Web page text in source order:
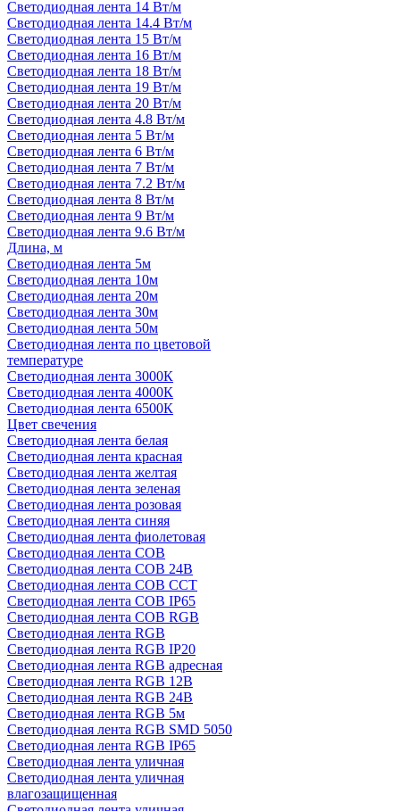
Светодиодная лента 14 Вт/м
Светодиодная лента 14.4 Вт/м
Светодиодная лента 15 Вт/м
Светодиодная лента 16 Вт/м
Светодиодная лента 18 Вт/м
Светодиодная лента 19 Вт/м
Светодиодная лента 20 Вт/м
Светодиодная лента 4.8 Вт/м
Светодиодная лента 5 Вт/м
Светодиодная лента 6 Вт/м
Светодиодная лента 7 Вт/м
Светодиодная лента 7.2 Вт/м
Светодиодная лента 8 Вт/м
Светодиодная лента 9 Вт/м
Светодиодная лента 9.6 Вт/м
Длина, м
Светодиодная лента 5м
Светодиодная лента 10м
Светодиодная лента 20м
Светодиодная лента 30м
Светодиодная лента 50м
Светодиодная лента по цветовой
температуре
Светодиодная лента 3000К
Светодиодная лента 4000К
Светодиодная лента 6500К
Цвет свечения
Светодиодная лента белая
Светодиодная лента красная
Светодиодная лента желтая
Светодиодная лента зеленая
Светодиодная лента розовая
Светодиодная лента синяя
Светодиодная лента фиолетовая
Светодиодная лента COB
Светодиодная лента COB 24В
Светодиодная лента COB CCT
Светодиодная лента COB IP65
Светодиодная лента COB RGB
Светодиодная лента RGB
Светодиодная лента RGB IP20
Светодиодная лента RGB адресная
Светодиодная лента RGB 12В
Светодиодная лента RGB 24В
Светодиодная лента RGB 5м
Светодиодная лента RGB SMD 5050
Светодиодная лента RGB IP65
Светодиодная лента уличная
Светодиодная лента уличная
влагозащищенная